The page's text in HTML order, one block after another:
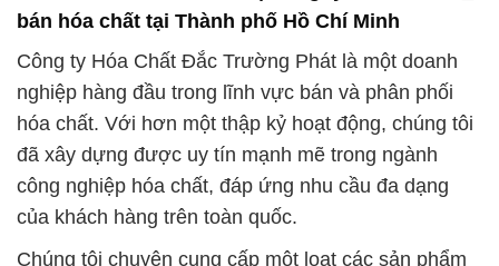
đã xây dựng được uy tín mạnh mẽ trong ngành
công nghiệp hóa chất, đáp ứng nhu cầu đa dạng
của khách hàng trên toàn quốc.
Chúng tôi chuyên cung cấp một loạt các sản phẩm
hóa chất chất lượng cao, đa dạng về ứng dụng, từ
hóa chất công nghiệp, hóa chất xử lý nước, đến hóa
chất dược phẩm và thực phẩm. Sự đa dạng này
giúp chúng tôi phục vụ một loạt các ngành công